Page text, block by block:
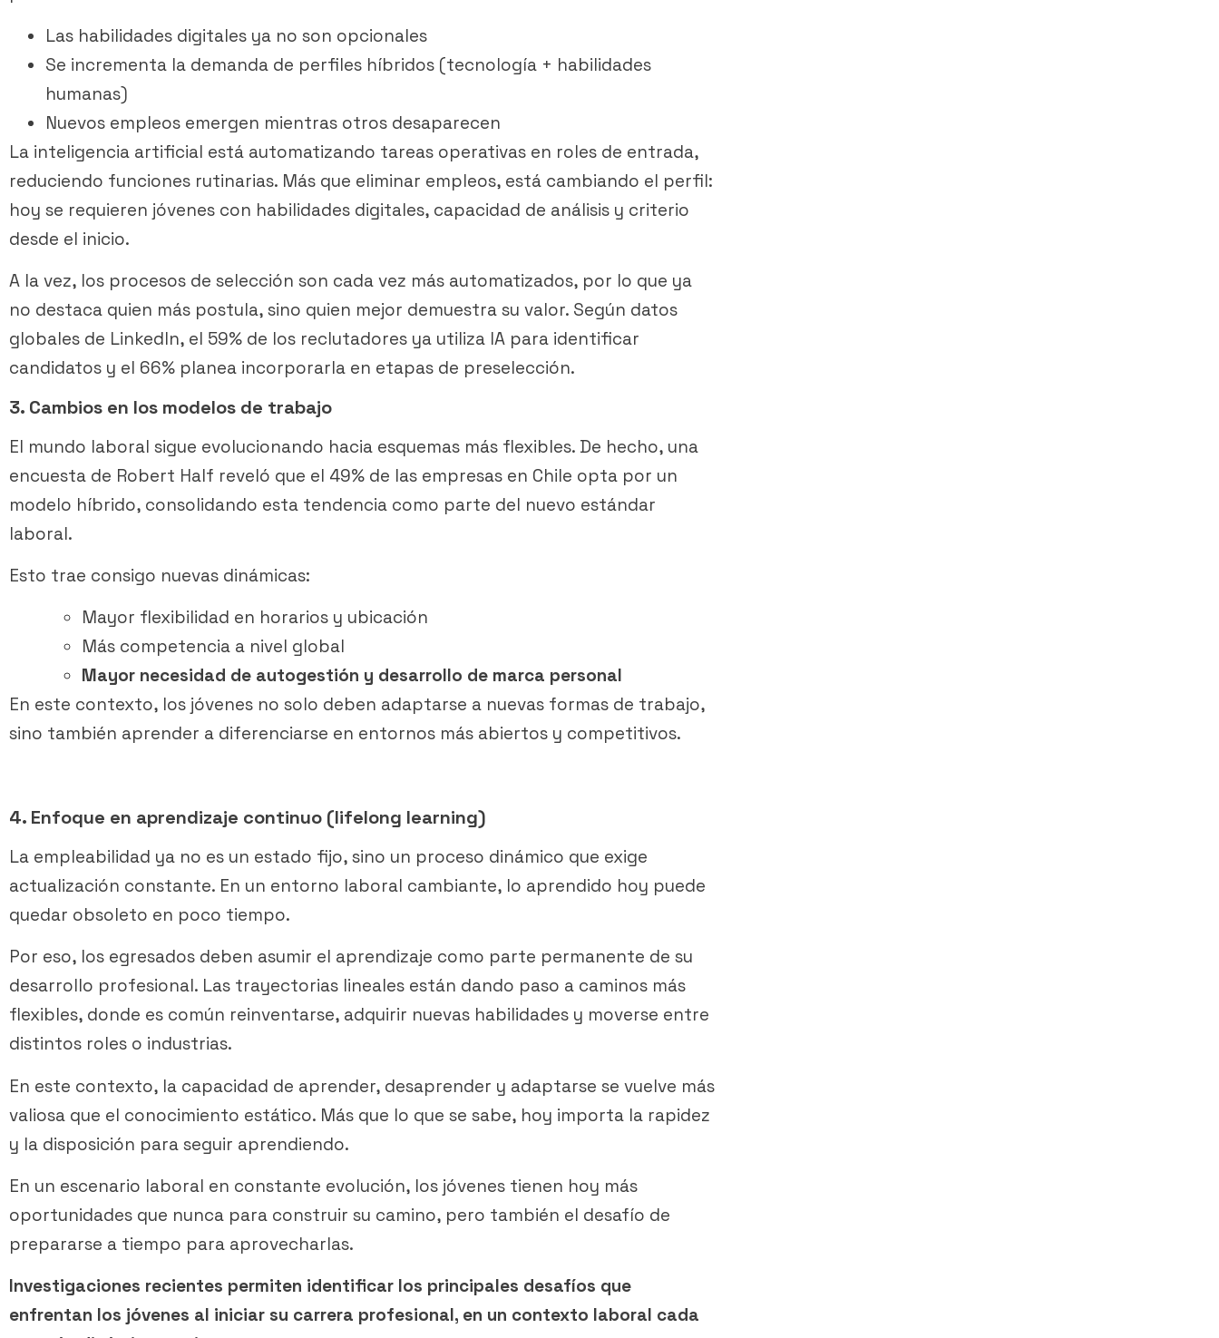
Las habilidades digitales ya no son opcionales
Se incrementa la demanda de perfiles híbridos (tecnología + habilidades
humanas)
Nuevos empleos emergen mientras otros desaparecen
La inteligencia artificial está automatizando tareas operativas en roles de entrada,
reduciendo funciones rutinarias. Más que eliminar empleos, está cambiando el perfil:
hoy se requieren jóvenes con habilidades digitales, capacidad de análisis y criterio
desde el inicio.
A la vez, los procesos de selección son cada vez más automatizados, por lo que ya
no destaca quien más postula, sino quien mejor demuestra su valor. Según datos
globales de LinkedIn, el 59% de los reclutadores ya utiliza IA para identificar
candidatos y el 66% planea incorporarla en etapas de preselección.
3. Cambios en los modelos de trabajo
El mundo laboral sigue evolucionando hacia esquemas más flexibles. De hecho, una
encuesta de Robert Half reveló que el 49% de las empresas en Chile opta por un
modelo híbrido, consolidando esta tendencia como parte del nuevo estándar
laboral.
Esto trae consigo nuevas dinámicas:
Mayor flexibilidad en horarios y ubicación
Más competencia a nivel global
Mayor necesidad de autogestión y desarrollo de marca personal
En este contexto, los jóvenes no solo deben adaptarse a nuevas formas de trabajo,
sino también aprender a diferenciarse en entornos más abiertos y competitivos.
4. Enfoque en aprendizaje continuo (lifelong learning)
La empleabilidad ya no es un estado fijo, sino un proceso dinámico que exige
actualización constante. En un entorno laboral cambiante, lo aprendido hoy puede
quedar obsoleto en poco tiempo.
Por eso, los egresados deben asumir el aprendizaje como parte permanente de su
desarrollo profesional. Las trayectorias lineales están dando paso a caminos más
flexibles, donde es común reinventarse, adquirir nuevas habilidades y moverse entre
distintos roles o industrias.
En este contexto, la capacidad de aprender, desaprender y adaptarse se vuelve más
valiosa que el conocimiento estático. Más que lo que se sabe, hoy importa la rapidez
y la disposición para seguir aprendiendo.
En un escenario laboral en constante evolución, los jóvenes tienen hoy más
oportunidades que nunca para construir su camino, pero también el desafío de
prepararse a tiempo para aprovecharlas.
Investigaciones recientes permiten identificar los principales desafíos que
enfrentan los jóvenes al iniciar su carrera profesional, en un contexto laboral cada